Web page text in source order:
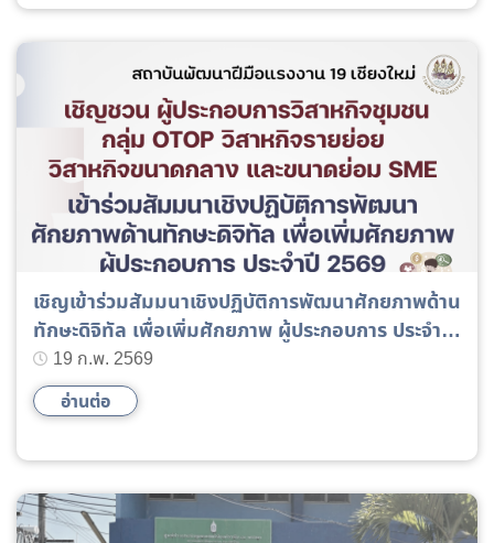
เชิญเข้าร่วมสัมมนาเชิงปฏิบัติการพัฒนาศักยภาพด้าน
ทักษะดิจิทัล เพื่อเพิ่มศักยภาพ ผู้ประกอบการ ประจำปี
256919 ก.พ. 2569
อ่านต่อ